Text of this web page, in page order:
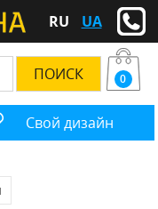
RU UA
Свой дизайн
0